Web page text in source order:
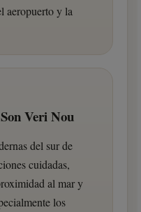
aeropuerto y la
Veri Nou
del sur de
cuidadas,
al mar y
los